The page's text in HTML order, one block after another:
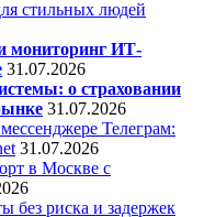
стильных людей
мониторинг ИТ-
31.07.2026
о страховании
31.07.2026
Телеграм:
31.07.2026
в Москве с
без риска и задержек